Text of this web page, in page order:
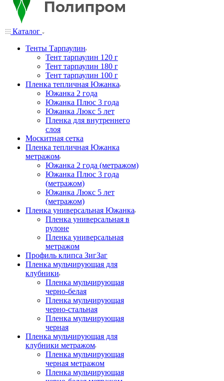
Каталог
Тенты Тарпаулин
Тент тарпаулин 120 г
Тент тарпаулин 180 г
Тент тарпаулин 100 г
Пленка тепличная Южанка
Южанка 2 года
Южанка Плюс 3 года
Южанка Люкс 5 лет
Пленка для внутреннего
слоя
Москитная сетка
Пленка тепличная Южанка
метражом
Южанка 2 года (метражом)
Южанка Плюс 3 года
(метражом)
Южанка Люкс 5 лет
(метражом)
Пленка универсальная Южанка
Пленка универсальная в
рулоне
Пленка универсальная
метражом
Профиль клипса ЗигЗаг
Пленка мульчирующая для
клубники
Пленка мульчирующая
черно-белая
Пленка мульчирующая
черно-стальная
Пленка мульчирующая
черная
Пленка мульчирующая для
клубники метражом
Пленка мульчирующая
черная метражом
Пленка мульчирующая